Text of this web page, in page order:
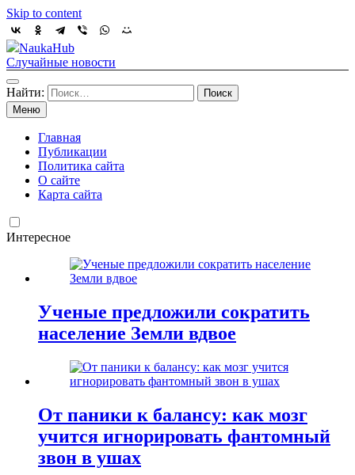
Skip to content
NaukaHub
Случайные новости
Найти:
Меню
Главная
Публикации
Политика сайта
О сайте
Карта сайта
Интересное
Ученые предложили сократить
население Земли вдвое
От паники к балансу: как мозг
учится игнорировать фантомный
звон в ушах